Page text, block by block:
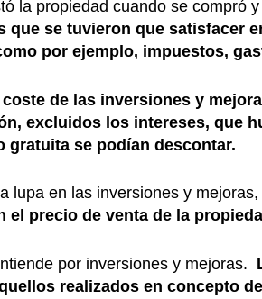
la propiedad cuando se compró
que se tuvieron que satisfacer
por ejemplo, impuestos,
coste de las inversiones y
excluidos los intereses, que
gratuita se podían descontar.
lupa en las inversiones y
el precio de venta de la
por inversiones y mejoras.
realizados en concepto